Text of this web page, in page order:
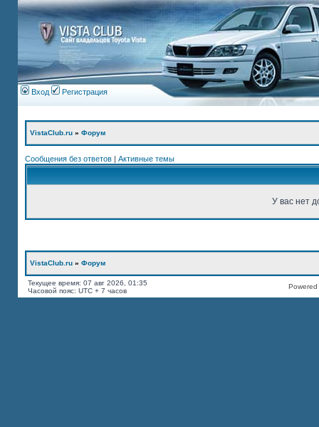
Вход Регистрация
VistaClub.ru » Форум
Сообщения без ответов | Активные темы
У вас нет
VistaClub.ru » Форум
Текущее время: 07 авг 2026, 01:35
Часовой пояс: UTC + 7 часов